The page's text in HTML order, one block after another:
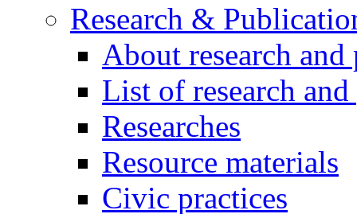
Research &
About research
List of research
Researches
Resource materials
Civic practices